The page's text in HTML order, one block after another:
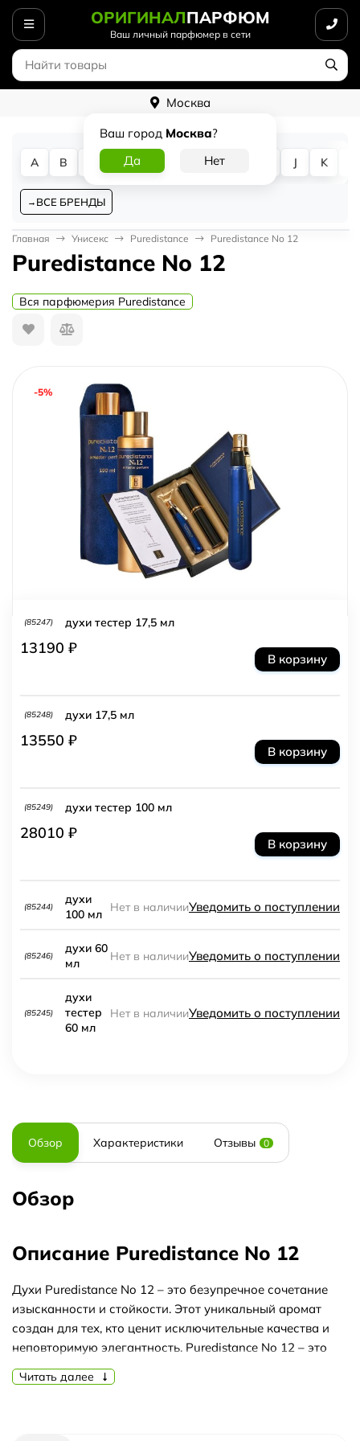
ОРИГИНАЛПАРФЮМ
Ваш личный парфюмер в сети
Москва
Ваш город Москва?
A B D G J K
ВСЕ БРЕНДЫ
Главная Унисекс Puredistance Puredistance No 12
Puredistance No 12
Вся парфюмерия Puredistance
-5%
(85247) духи тестер 17,5 мл
13190 ₽
В корзину
(85248) духи 17,5 мл
13550 ₽
В корзину
(85249) духи тестер 100 мл
28010 ₽
В корзину
(85244)
духи
100 мл
Нет в наличииУведомить о поступлении
(85246)
духи 60
мл
Нет в наличииУведомить о поступлении
(85245)
духи
тестер
60 мл
Нет в наличииУведомить о поступлении
Обзор Характеристики Отзывы 0
Обзор
Описание Puredistance No 12
Духи Puredistance No 12 – это безупречное сочетание
изысканности и стойкости. Этот уникальный аромат
создан для тех, кто ценит исключительные качества и
неповторимую элегантность. Puredistance No 12 – это
настоящая находка для ценителей роскоши и
изысканности.
Читать далее